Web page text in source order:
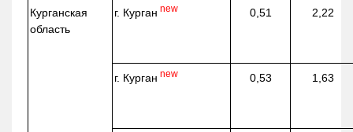
Курганская
область
г. Курган new 0,51 2,22
г. Курган new 0,53 1,63